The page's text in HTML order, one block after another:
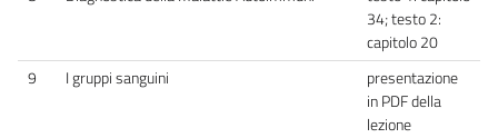
34; testo 2:
capitolo 20
9
I gruppi sanguini
presentazione
in PDF della
lezione